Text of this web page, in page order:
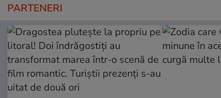
PARTENERI